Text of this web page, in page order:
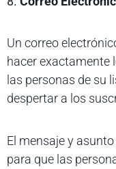
Un correo
hacer exactamente
las personas de su
despertar a los
El mensaje y
para que las